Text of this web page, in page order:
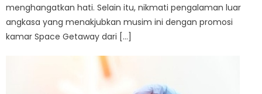
menghangatkan hati. Selain itu, nikmati pengalaman luar
angkasa yang menakjubkan musim ini dengan promosi
kamar Space Getaway dari […]